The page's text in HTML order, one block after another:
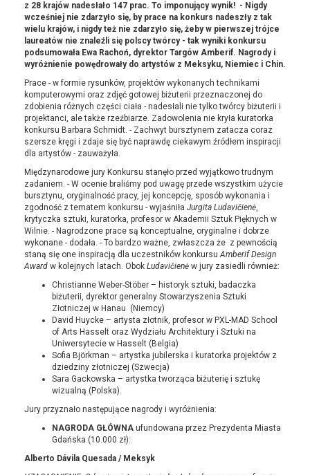
z 28 krajów nadesłało 147 prac. To imponujący wynik! - Nigdy
wcześniej nie zdarzyło się, by prace na konkurs nadeszły z tak
wielu krajów, i nigdy też nie zdarzyło się, żeby w pierwszej trójce
laureatów nie znaleźli się polscy twórcy- tak wyniki konkursu
podsumowała Ewa Rachoń, dyrektor Targów Amberif. Nagrody i
wyróżnienie powędrowały do artystów z Meksyku, Niemiec i Chin.
Prace - w formie rysunków, projektów wykonanych technikami
komputerowymi oraz zdjęć gotowej biżuterii przeznaczonej do
zdobienia różnych części ciała - nadesłali nie tylko twórcy biżuterii i
projektanci, ale także rzeźbiarze. Zadowolenia nie kryła kuratorka
konkursu Barbara Schmidt. - Zachwyt bursztynem zatacza coraz
szersze kręgi i zdaje się być naprawdę ciekawym źródłem inspiracji
dla artystów - zauważyła.
Międzynarodowe jury Konkursu stanęło przed wyjątkowo trudnym
zadaniem. - W ocenie braliśmy pod uwagę przede wszystkim użycie
bursztynu, oryginalność pracy, jej koncepcję, sposób wykonania i
zgodność z tematem konkursu - wyjaśniła Jurgita Ludavičienė,
krytyczka sztuki, kuratorka, profesor w Akademii Sztuk Pięknych w
Wilnie. - Nagrodzone prace są konceptualne, oryginalne i dobrze
wykonane - dodała. - To bardzo ważne, zwłaszcza że z pewnością
staną się one inspiracją dla uczestników konkursuAmberif Design
Award w kolejnych latach. Obok Ludavičienė w jury zasiedli również:
Christianne Weber-Stöber – historyk sztuki, badaczka
biżuterii, dyrektor generalny Stowarzyszenia Sztuki
Złotniczej w Hanau (Niemcy)
David Huycke – artysta złotnik, profesor w PXL-MAD School
of Arts Hasselt oraz Wydziału Architektury i Sztuki na
Uniwersytecie w Hasselt (Belgia)
Sofia Björkman – artystka jubilerska i kuratorka projektów z
dziedziny złotniczej (Szwecja)
Sara Gackowska – artystka tworząca biżuterię i sztukę
wizualną (Polska).
Jury przyznało następujące nagrody i wyróżnienia:
NAGRODA GŁÓWNA ufundowana przez Prezydenta Miasta
Gdańska (10.000 zł):
Alberto Dávila Quesada / Meksyk